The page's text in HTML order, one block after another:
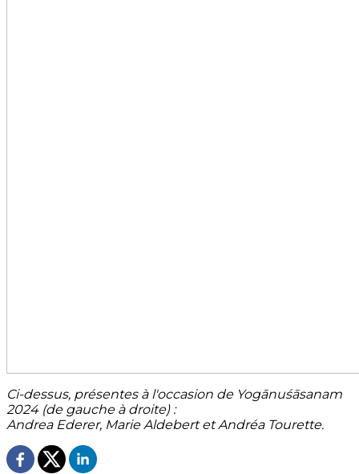
Ci-dessus, présentes à l'occasion de Yogānuśāsanam
2024 (de gauche à droite) :
Andrea Ederer, Marie Aldebert et Andréa Tourette.